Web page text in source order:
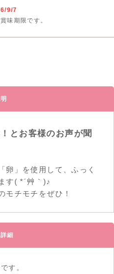
9/7
味期限です。
とお客様のお声が聞
卵」を使用して、ふっく
す( *´艸｀)♪
モチモチをぜひ！
す。